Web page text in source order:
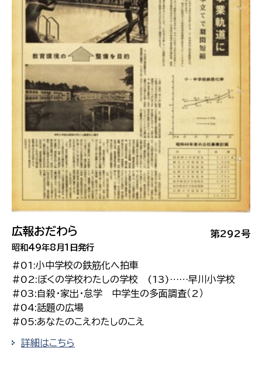
第292号
広報おだわら
昭和49年8月1日発行
#01:小中学校の鉄筋化へ拍車
#02:ぼくの学校わたしの学校 (13)……早川小学校
#03:自殺・家出・怠学 中学生の多面調査（2）
#04:話題の広場
#05:あなたのこえわたしのこえ
詳細はこちら